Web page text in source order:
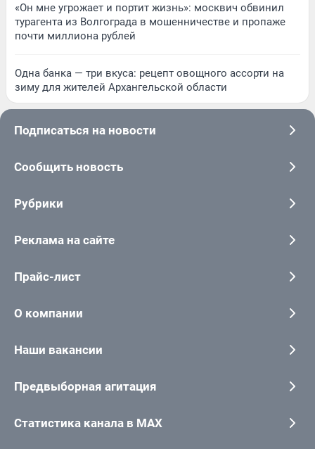
«Он мне угрожает и портит жизнь»: москвич обвинил
турагента из Волгограда в мошенничестве и пропаже
почти миллиона рублей
Одна банка — три вкуса: рецепт овощного ассорти на
зиму для жителей Архангельской области
Подписаться на новости
Сообщить новость
Рубрики
Реклама на сайте
Прайс-лист
О компании
Наши вакансии
Предвыборная агитация
Статистика канала в MAX